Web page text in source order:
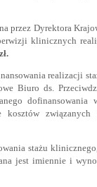
Dyrektora
klinicznych
realizacji
Biuro ds.
kosztów
stażu klinicznego,
jest imiennie i